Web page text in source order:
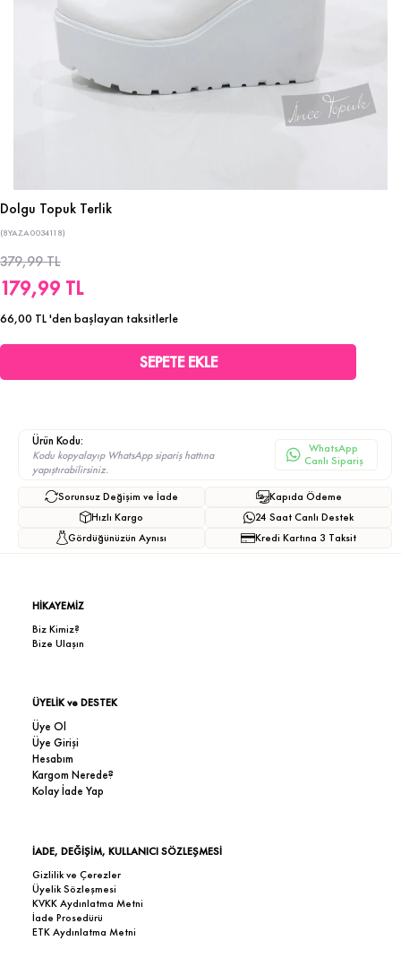
Dolgu Topuk Terlik
(8YAZA0034118)
379,99 TL
179,99 TL
66,00 TL'den başlayan taksitlerle
Ürün Kodu:
Kodu kopyalayıp WhatsApp sipariş hattına
yapıştırabilirsiniz.
WhatsApp
Canlı Sipariş
Sorunsuz Değişim ve İade
Hızlı Kargo
Gördüğünüzün Aynısı
Kapıda Ödeme
24 Saat Canlı Destek
Kredi Kartına 3 Taksit
HİKAYEMİZ
Biz Kimiz?
Bize Ulaşın
ÜYELİK ve DESTEK
Üye Ol
Üye Girişi
Hesabım
Kargom Nerede?
Kolay İade Yap
İADE, DEĞİŞİM, KULLANICI SÖZLEŞMESİ
Gizlilik ve Çerezler
Üyelik Sözleşmesi
KVKK Aydınlatma Metni
İade Prosedürü
ETK Aydınlatma Metni